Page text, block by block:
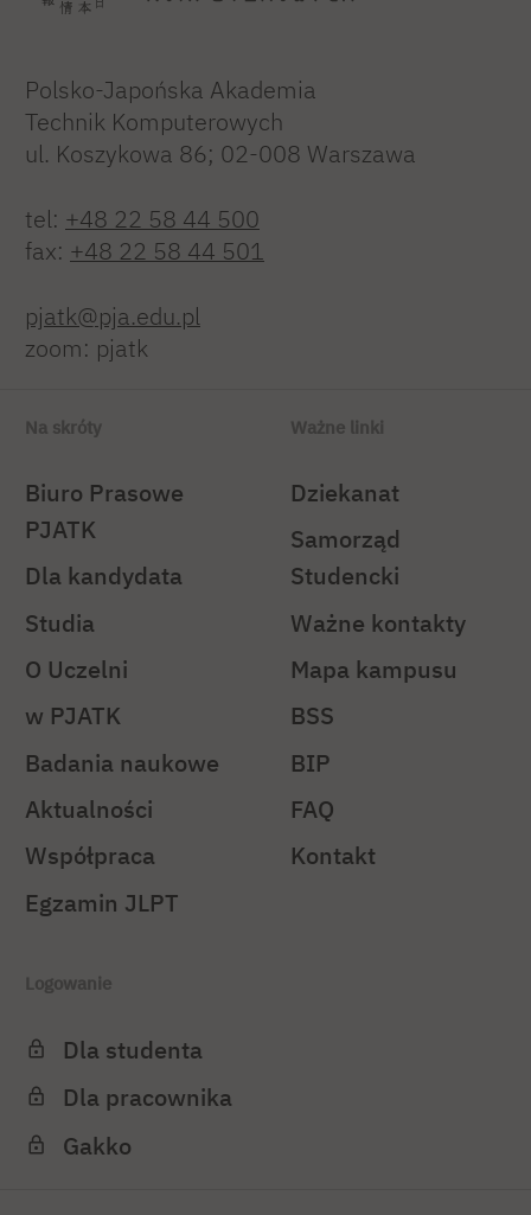
Polsko-Japońska Akademia
Technik Komputerowych
ul. Koszykowa 86; 02-008 Warszawa
tel: +48 22 58 44 500
fax: +48 22 58 44 501
pjatk@pja.edu.pl
zoom: pjatk
Na skróty
Biuro Prasowe
PJATK
Dla kandydata
Studia
O Uczelni
w PJATK
Badania naukowe
Aktualności
Współpraca
Egzamin JLPT
Ważne linki
Dziekanat
Samorząd
Studencki
Ważne kontakty
Mapa kampusu
BSS
BIP
FAQ
Kontakt
Logowanie
Dla studenta
Dla pracownika
Gakko